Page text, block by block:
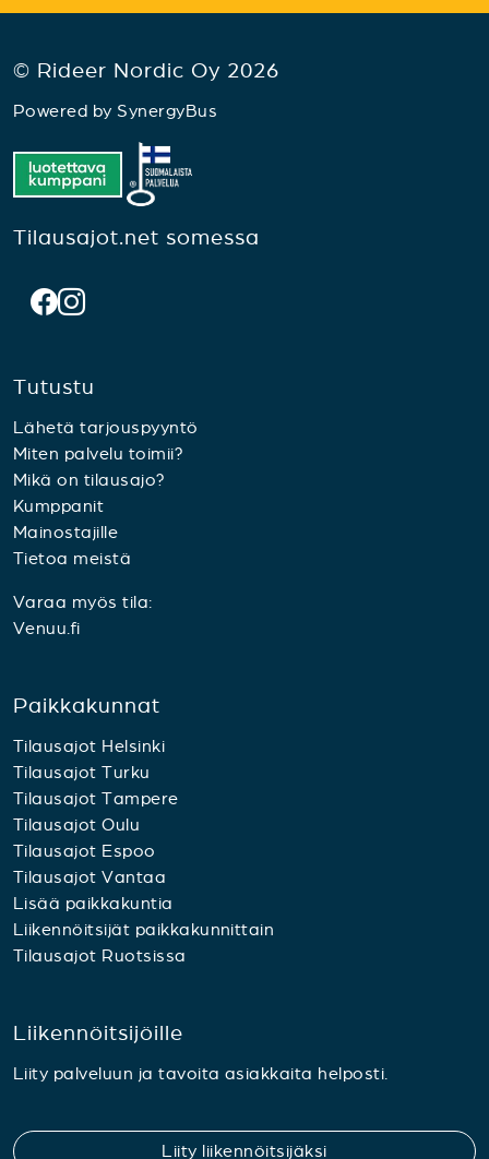
© Rideer Nordic Oy 2026
Powered by SynergyBus
Tilausajot.net somessa
Tutustu
Lähetä tarjouspyyntö
Miten palvelu toimii?
Mikä on tilausajo?
Kumppanit
Mainostajille
Tietoa meistä
Varaa myös tila:
Venuu.fi
Paikkakunnat
Tilausajot Helsinki
Tilausajot Turku
Tilausajot Tampere
Tilausajot Oulu
Tilausajot Espoo
Tilausajot Vantaa
Lisää paikkakuntia
Liikennöitsijät paikkakunnittain
Tilausajot Ruotsissa
Liikennöitsijöille
Liity palveluun ja tavoita asiakkaita helposti.
Liity liikennöitsijäksi